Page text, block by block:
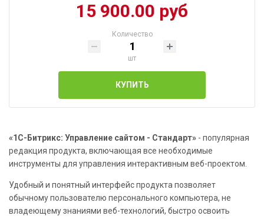
15 900.00 руб
Количество
шт
КУПИТЬ
«1С-Битрикс: Управление сайтом - Стандарт» - популярная
редакция продукта, включающая все необходимые
инструменты для управления интерактивным веб-проектом.
Удобный и понятный интерфейс продукта позволяет
обычному пользователю персонального компьютера, не
владеющему знаниями веб-технологий, быстро освоить